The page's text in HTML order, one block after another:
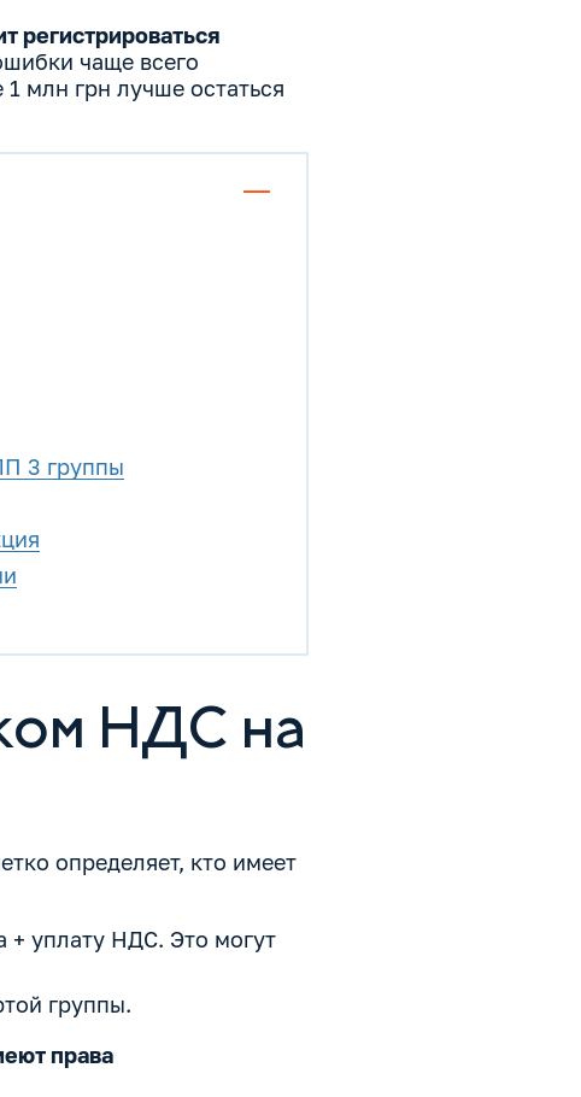
регистрироваться
чаще всего
млн грн лучше остаться
3 группы
НДС на
определяет, кто имеет
+ уплату НДС. Это могут
группы.
права